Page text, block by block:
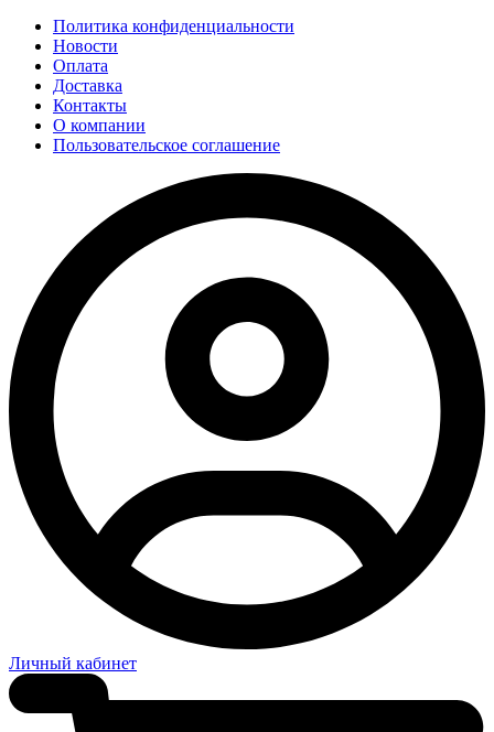
Политика конфиденциальности
Новости
Оплата
Доставка
Контакты
О компании
Пользовательское соглашение
Личный кабинет